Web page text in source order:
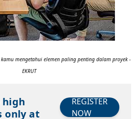
mengetahui elemen paling penting dalam proyek -
EKRUT
only at
REGISTER
NOW